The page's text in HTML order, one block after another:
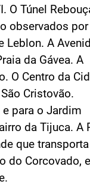
O Túnel
observados por
Leblon. A
da Gávea. A
O Centro da
Cristovão.
e para o Jardim
da Tijuca. A
que transporta
do Corcovado,